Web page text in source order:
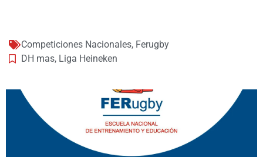
Competiciones Nacionales, Ferugby
DH mas, Liga Heineken